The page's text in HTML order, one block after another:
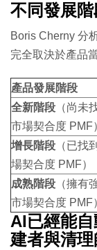
不同發展
Boris Cherny 分
完全取決於產品
產品發展階段
全新階段 （尚未
市場契合度 PMF
增長階段 （已找
場契合度 PMF）
成熟階段 （擁有
市場契合度 PMF
AI已經能
建者與清理